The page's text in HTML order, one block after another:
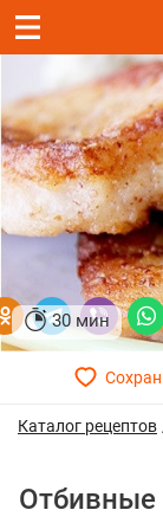
30 мин
Каталог рецептов
Отбивные